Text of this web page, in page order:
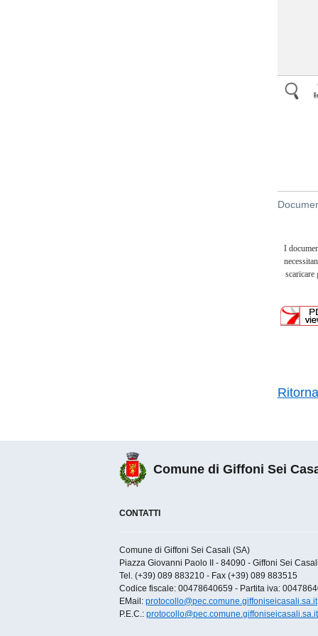
I
scaricare
Comune di Giffoni Sei
CONTATTI
Comune di Giffoni Sei Casali (SA)
Piazza Giovanni Paolo II - 84090 - Giffoni Sei
Tel. (+39) 089 883210 - Fax (+39) 089 883515
Codice fiscale: 00478640659 - Partita iva:
EMail: protocollo@pec.comune.giffoniseicasali.sa.it
P.E.C.: protocollo@pec.comune.giffoniseicasali.sa.it